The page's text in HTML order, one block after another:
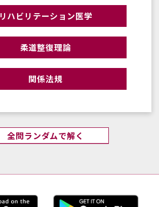
リハビリテーション医学
柔道整復理論
関係法規
全問ランダムで解く